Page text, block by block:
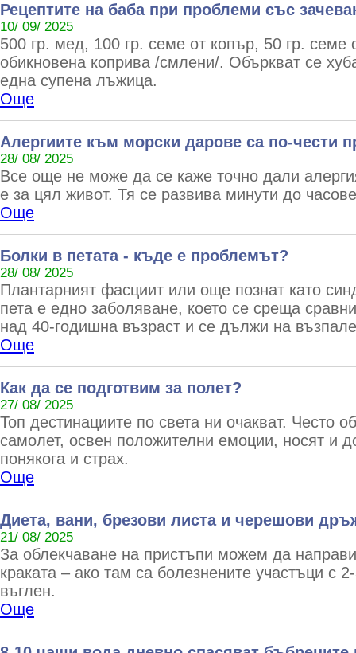
Рецептите на баба при проблеми със
10/ 09/ 2025
500 гр. мед, 100 гр. семе от копър, 50 гр. семе
обикновена коприва /смлени/. Объркват се
една супена лъжица.
Още
Алергиите към морски дарове са по-чести
28/ 08/ 2025
Все още не може да се каже точно дали
е за цял живот. Тя се развива минути до
Още
Болки в петата - къде е проблемът?
28/ 08/ 2025
Плантарният фасциит или още познат като
пета е едно заболяване, което се среща
над 40-годишна възраст и се дължи на
Още
Как да се подготвим за полет?
27/ 08/ 2025
Топ дестинациите по света ни очакват. Често
самолет, освен положителни емоции, носят и
понякога и страх.
Още
Диета, вани, брезови листа и черешови
21/ 08/ 2025
За облекчаване на пристъпи можем да
краката – ако там са болезнените участъци с
въглен.
Още